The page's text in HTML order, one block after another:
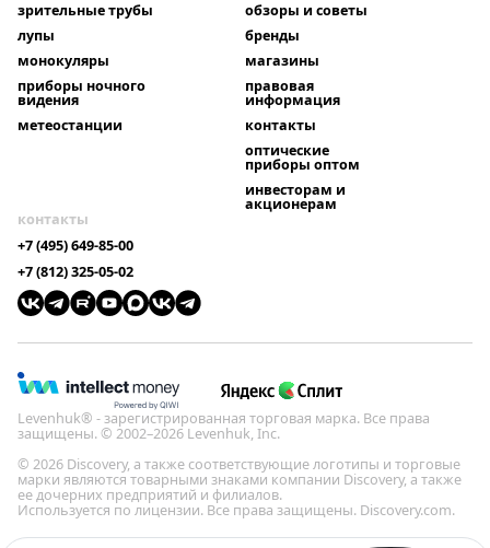
зрительные трубы
лупы
монокуляры
приборы ночного
видения
метеостанции
обзоры и советы
бренды
магазины
правовая
информация
контакты
оптические
приборы оптом
инвесторам и
акционерам
контакты
+7 (495) 649-85-00
+7 (812) 325-05-02
Levenhuk® - зарегистрированная торговая марка. Все права
защищены. © 2002–2026 Levenhuk, Inc.
© 2026 Discovery, а также соответствующие логотипы и торговые
марки являются товарными знаками компании Discovery, а также
ее дочерних предприятий и филиалов.
Используется по лицензии. Все права защищены. Discovery.com.